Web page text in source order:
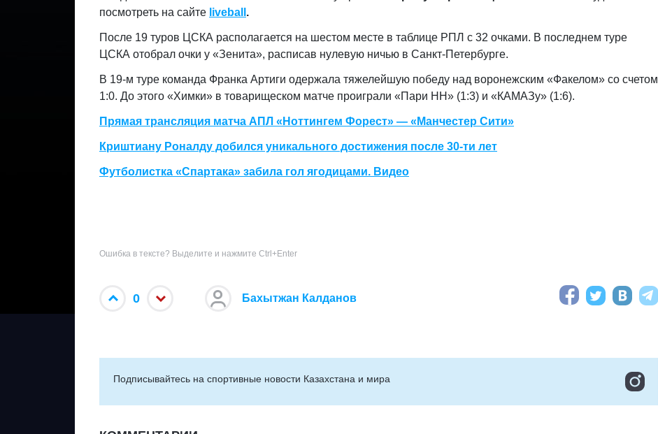
посмотреть на сайте liveball .
После 19 туров ЦСКА располагается на шестом месте в таблице РПЛ с 32 очками. В последнем туре
ЦСКА отобрал очки у «Зенита», расписав нулевую ничью в Санкт-Петербурге.
В 19-м туре команда Франка Артиги одержала тяжелейшую победу над воронежским «Факелом» со счетом
1:0. До этого «Химки» в товарищеском матче проиграли «Пари НН» (1:3) и «КАМАЗу» (1:6).
Прямая трансляция матча АПЛ «Ноттингем Форест» — «Манчестер Сити»
Криштиану Роналду добился уникального достижения после 30-ти лет
Футболистка «Спартака» забила гол ягодицами. Видео
Ошибка в тексте? Выделите и нажмите Ctrl+Enter
0 Бахытжан Калданов
Подписывайтесь на cпортивные новости Казахстана и мира